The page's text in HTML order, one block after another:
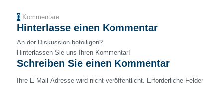
0 Kommentare
Hinterlasse einen Kommentar
An der Diskussion beteiligen?
Hinterlassen Sie uns Ihren Kommentar!
Schreiben Sie einen Kommentar
Ihre E-Mail-Adresse wird nicht veröffentlicht. Erforderliche Felder